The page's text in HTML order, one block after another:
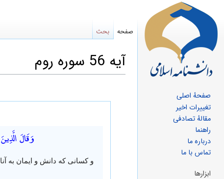
آیه 56 سوره روم
وَقَالَ
و کسانی که دانش و ایمان به
صفحه بحث
صفحهٔ اصلی
تغییرات اخیر
مقالهٔ تصادفی
راهنما
درباره ما
تماس با ما
ابزارها